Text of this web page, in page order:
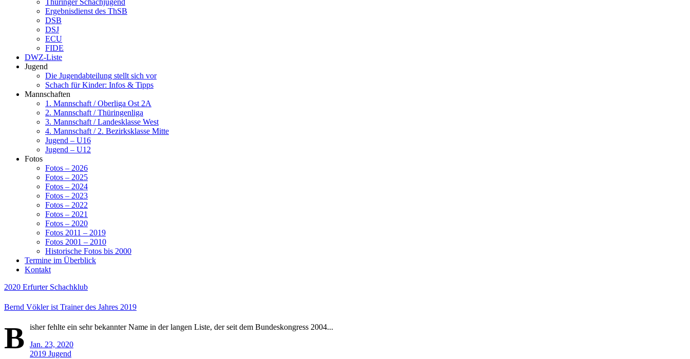
Ergebnisdienst des ThSB
DSB
DSJ
ECU
FIDE
DWZ-Liste
Jugend
Die Jugendabteilung stellt sich vor
Schach für Kinder: Infos & Tipps
Mannschaften
1. Mannschaft / Oberliga Ost 2A
2. Mannschaft / Thüringenliga
3. Mannschaft / Landesklasse West
4. Mannschaft / 2. Bezirksklasse Mitte
Jugend – U16
Jugend – U12
Fotos
Fotos – 2026
Fotos – 2025
Fotos – 2024
Fotos – 2023
Fotos – 2022
Fotos – 2021
Fotos – 2020
Fotos 2011 – 2019
Fotos 2001 – 2010
Historische Fotos bis 2000
Termine im Überblick
Kontakt
2020 Erfurter Schachklub
Bernd Vökler ist Trainer des Jahres 2019
B
isher fehlte ein sehr bekannter Name in der langen Liste, der seit dem Bundeskongress 2004...
Jan. 23, 2020
2019 Jugend